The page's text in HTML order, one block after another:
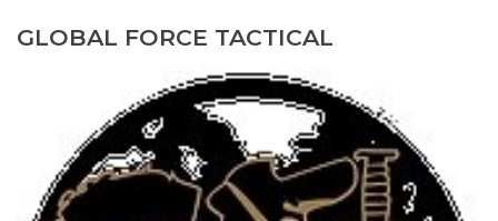
GLOBAL FORCE TACTICAL